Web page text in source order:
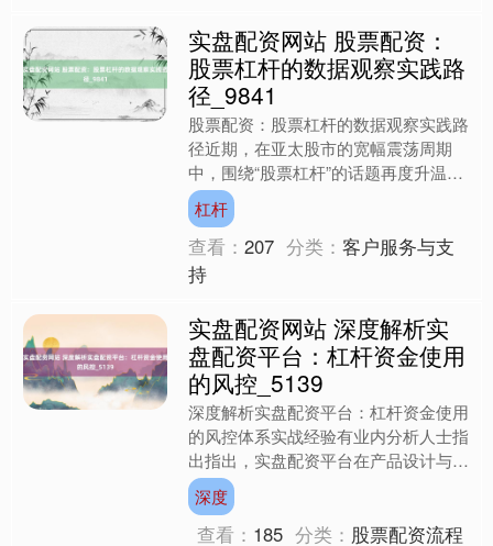
实盘配资网站 股票配资：
股票杠杆的数据观察实践路
径_9841
股票配资：股票杠杆的数据观察实践路
径近期，在亚太股市的宽幅震荡周期
中，围绕“股票杠杆”的话题再度升温。
多家第三方机构的跟踪数据显示，许多
中长线资金在波动加剧的市....
杠杆
查看：207 分类：客户服务与支
持
实盘配资网站 深度解析实
盘配资平台：杠杆资金使用
的风控_5139
深度解析实盘配资平台：杠杆资金使用
的风控体系实战经验有业内分析人士指
出指出，实盘配资平台在产品设计与风
险揭示上需承担更多责任。以国内正规
最大的配资平台为例，其通....
深度
查看： 185 分类： 股票配资流程
4694.44
1134.24 +11.37 +1.01%